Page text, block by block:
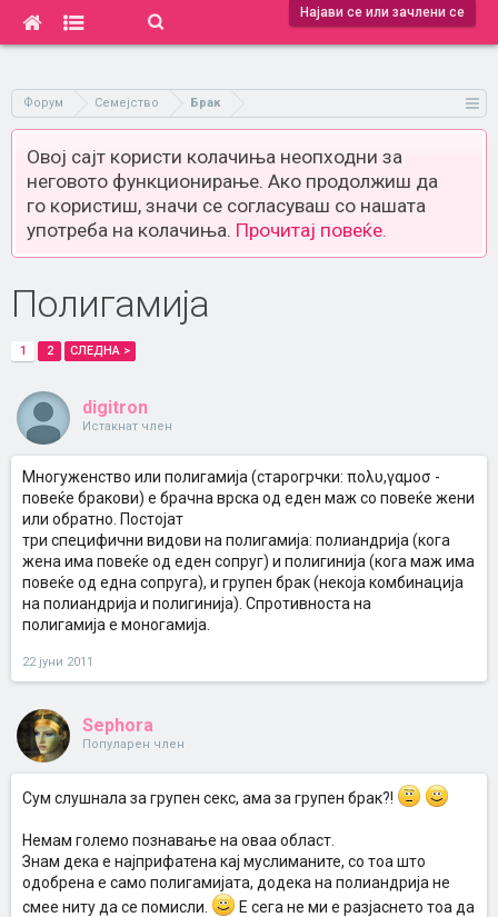
Најави се или зачлени се
Форум Семејство Брак
Овој сајт користи колачиња неопходни за
неговото функционирање. Ако продолжиш да
го користиш, значи се согласуваш со нашата
употреба на колачиња. Прочитај повеќе.
Полигамија
1 2 СЛЕДНА >
digitron
Истакнат член
Многуженство или полигамија (старогрчки: πoλυ,γαμoσ -
повеќе бракови) е брачна врска од еден маж со повеќе жени
или обратно. Постојат
три специфични видови на полигамија: полиандрија (кога
жена има повеќе од еден сопруг) и полигинија (кога маж има
повеќе од една сопруга), и групен брак (некоја комбинација
на полиандрија и полигинија). Спротивноста на
полигамија е моногамија.
22 јуни 2011
Sephora
Популарен член
Сум слушнала за групен секс, ама за групен брак?!
Немам големо познавање на оваа област.
Знам дека е најприфатена кај муслиманите, со тоа што
одобрена е само полигамијата, додека на полиандрија не
смее ниту да се помисли.
Е сега не ми е разјаснето тоа да